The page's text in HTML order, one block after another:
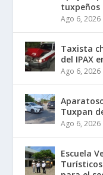
tuxpeños
Ago 6, 2026
Taxista
del IPAX
Ago 6, 2026
Tuxpan
Ago 6, 2026
Escuela